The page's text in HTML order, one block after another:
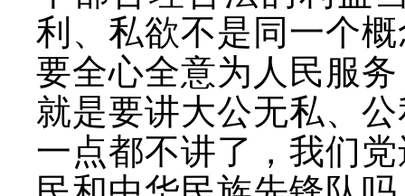
利、私欲不是同一个
要全心全意为人民服
就是要讲大公无私、
一点都不讲了，我们